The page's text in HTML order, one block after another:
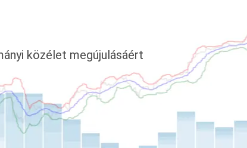
közélet megújulásáért